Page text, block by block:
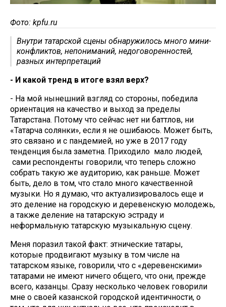
Фото: kpfu.ru
Внутри татарской сцены обнаружилось много мини-
конфликтов, непониманий, недоговоренностей,
разных интерпретаций
- И какой тренд в итоге взял верх?
- На мой нынешний взгляд со стороны, победила
ориентация на качество и выход за пределы
Татарстана. Потому что сейчас нет ни баттлов, ни
«Татарча солянки», если я не ошибаюсь. Может быть,
это связано и с пандемией, но уже в 2017 году
тенденция была заметна. Приходило мало людей,
сами респонденты говорили, что теперь сложно
собрать такую же аудиторию, как раньше. Может
быть, дело в том, что стало много качественной
музыки. Но я думаю, что актуализировалось еще и
это деление на городскую и деревенскую молодежь,
а также деление на татарскую эстраду и
неформальную татарскую музыкальную сцену.
Меня поразил такой факт: этнические татары,
которые продвигают музыку в том числе на
татарском языке, говорили, что с «деревенскими»
татарами не имеют ничего общего, что они, прежде
всего, казанцы. Сразу несколько человек говорили
мне о своей казанской городской идентичности, о